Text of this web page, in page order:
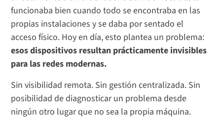
funcionaba bien cuando todo se encontraba en las
propias instalaciones y se daba por sentado el
acceso físico. Hoy en día, esto plantea un problema:
esos dispositivos resultan prácticamente invisibles
para las redes modernas.
Sin visibilidad remota. Sin gestión centralizada. Sin
posibilidad de diagnosticar un problema desde
ningún otro lugar que no sea la propia máquina.